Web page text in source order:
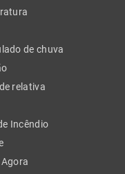
de chuva
relativa
Incêndio